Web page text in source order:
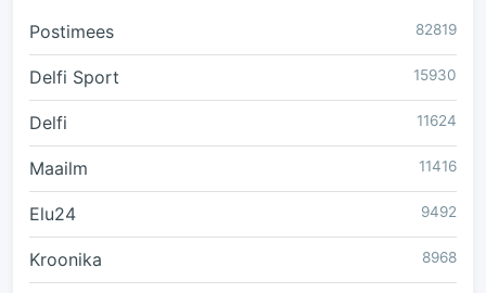
Postimees 82819
Delfi Sport 15930
Delfi 11624
Maailm 11416
Elu24 9492
Kroonika 8968